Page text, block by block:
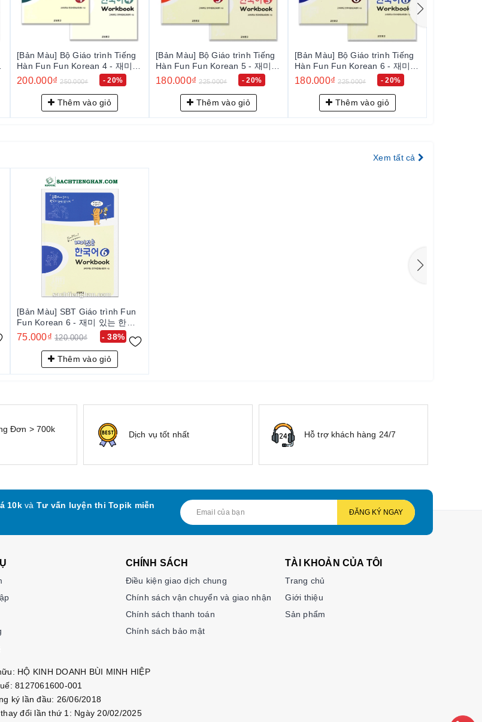
[Bản Màu] Bộ Giáo trình Tiếng
Hàn Fun Fun Korean 5 - 재미
있는 한국어 5
180.000₫ 225.000₫ - 20%
Thêm vào giỏ
[Bản Màu] Bộ Giáo trình Tiếng
Hàn Fun Fun Korean 6 - 재미
있는 한국어 6
180.000₫ 225.000₫ - 20%
Thêm vào giỏ
[Bản Màu] SGK Giáo trình Fun
Fun Korean 1 - 재미 있는 한국
어 Student Book 1
110.000₫ 145.000₫ - 24%
Thêm vào giỏ
Xem tất cả
- 38%
[Bản Màu] SBT Giáo trình Fun
Fun Korean 6 - 재미 있는 한국
어 Workbook 6
75.000₫ 120.000₫
Thêm vào giỏ
Đơn > 700k
Dịch vụ tốt nhất Hỗ trợ khách hàng 24/7
10kvà Tư vấn luyện thi Topik miễn
ĐĂNG KÝ NGAY
CHÍNH SÁCH
Điều kiện giao dịch chung
Chính sách vận chuyển và giao nhận
Chính sách thanh toán
Chính sách bảo mật
TÀI KHOẢN CỦA TÔI
Trang chủ
Giới thiệu
Sản phẩm
HỘ KINH DOANH BÙI MINH HIỆP
8127061600-001
ký lần đầu: 26/06/2018
đổi lần thứ 1: Ngày 20/02/2025